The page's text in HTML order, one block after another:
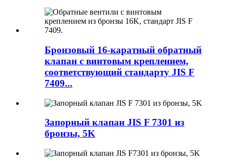
Бронзовый 16-каратный обратный
клапан с винтовым креплением,
соответствующий стандарту JIS F
7409...
Запорный клапан JIS F 7301 из
бронзы, 5K